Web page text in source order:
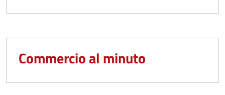
Commercio al minuto